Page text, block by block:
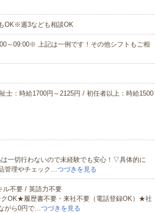
OK※週3なども相談OK
～09:00※ 上記は一例です！その他シフトもご相
士：時給1700円～2125円 / 初任者以上：時給1500
一切行わないので未経験でも安心！▽具体的に
管理やチェック…つづきを見る
ル不要 / 英語力不要
OK★履歴書不要・来社不要（電話登録OK）★社
がら0円で…つづきを見る